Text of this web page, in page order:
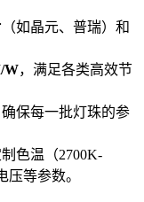
（如晶元、普瑞）和
W，满足各类高效节
保每一批灯珠的参
色温（2700K-
压等参数。